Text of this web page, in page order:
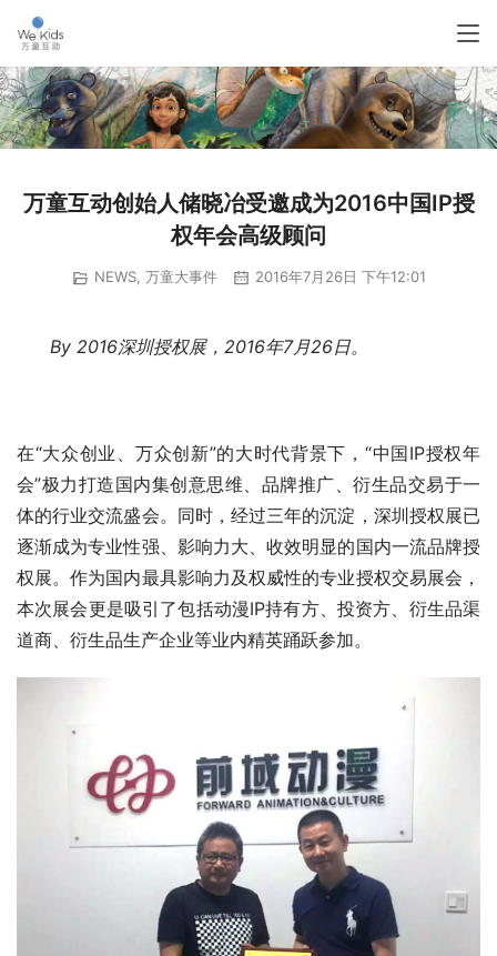
万童互动创始人储晓冶受邀成为2016中国IP授
权年会高级顾问
NEWS, 万童大事件 2016年7月26日 下午12:01
By 2016深圳授权展，2016年7月26日。
在“大众创业、万众创新”的大时代背景下，“中国IP授权年
会”极力打造国内集创意思维、品牌推广、衍生品交易于一
体的行业交流盛会。同时，经过三年的沉淀，深圳授权展已
逐渐成为专业性强、影响力大、收效明显的国内一流品牌授
权展。作为国内最具影响力及权威性的专业授权交易展会，
本次展会更是吸引了包括动漫IP持有方、投资方、衍生品渠
道商、衍生品生产企业等业内精英踊跃参加。